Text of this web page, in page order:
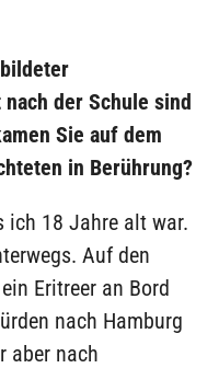
der Schule sind
Sie auf dem
in Berührung?
ich 18 Jahre alt war.
Auf den
Eritreer an Bord
nach Hamburg
aber nach